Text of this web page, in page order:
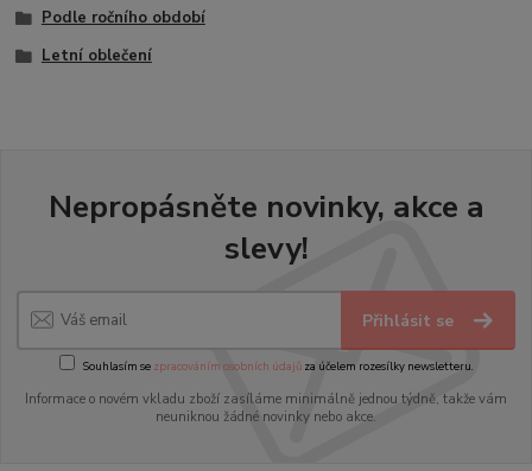
Podle ročního období
Letní oblečení
Nepropásněte novinky, akce a
slevy!
Přihlásit se
Souhlasím se zpracováním osobních údajůza účelem rozesílky newsletteru.
Informace o novém vkladu zboží zasíláme minimálně jednou týdně, takže vám
neuniknou žádné novinky nebo akce.